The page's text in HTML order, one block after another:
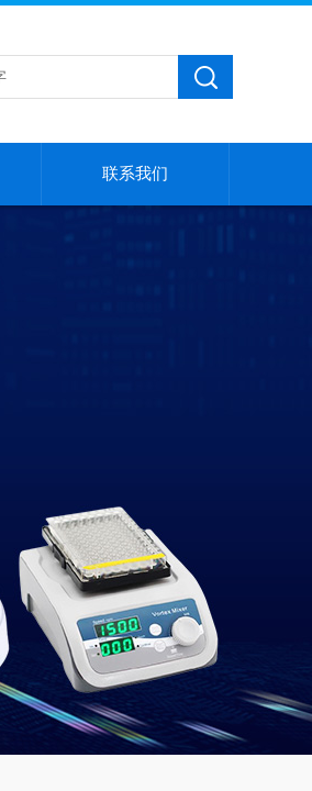
联系我们